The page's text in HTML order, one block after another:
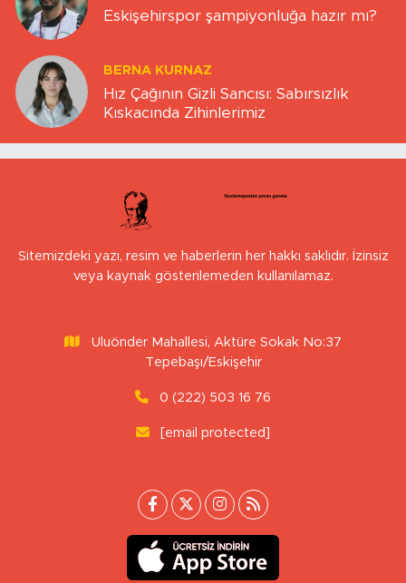
Eskişehirspor şampiyonluğa hazır mı?
BERNA KURNAZ
Hız Çağının Gizli Sancısı: Sabırsızlık
Kıskacında Zihinlerimiz
Sitemizdeki yazı, resim ve haberlerin her hakkı saklıdır. İzinsiz
veya kaynak gösterilemeden kullanılamaz.
Uluönder Mahallesi, Aktüre Sokak No:37
Tepebaşı/Eskişehir
0 (222) 503 16 76
[email protected]